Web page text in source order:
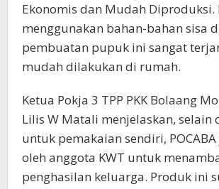
Ekonomis dan Mudah Diproduksi.
menggunakan bahan-bahan sisa
pembuatan pupuk ini sangat
mudah dilakukan di rumah.
Ketua Pokja 3 TPP PKK Bolaang
Lilis W Matali menjelaskan, selain
untuk pemakaian sendiri,
oleh anggota KWT untuk
penghasilan keluarga. Produk ini